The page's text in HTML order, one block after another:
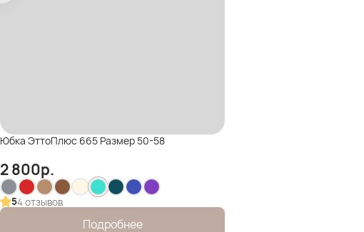
Юбка ЭттоПлюс 665 Размер 50-58
2 800р.
54 отзывов
Подробнее